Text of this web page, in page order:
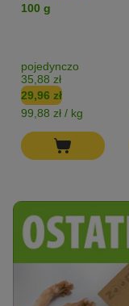
100 g
pojedynczo
35,88 zł
29,96 zł
99,88 zł / kg